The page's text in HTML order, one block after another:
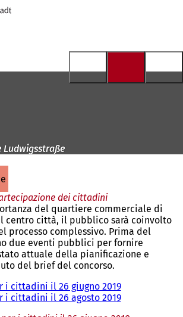
Ludwigsstraße
dei cittadini
del quartiere commerciale di
centro città, il pubblico sarà coinvolto
processo complessivo. Prima del
due eventi pubblici per fornire
attuale della pianificazione e
del brief del concorso.
i cittadini il 26 giugno 2019
i cittadini il 26 agosto 2019